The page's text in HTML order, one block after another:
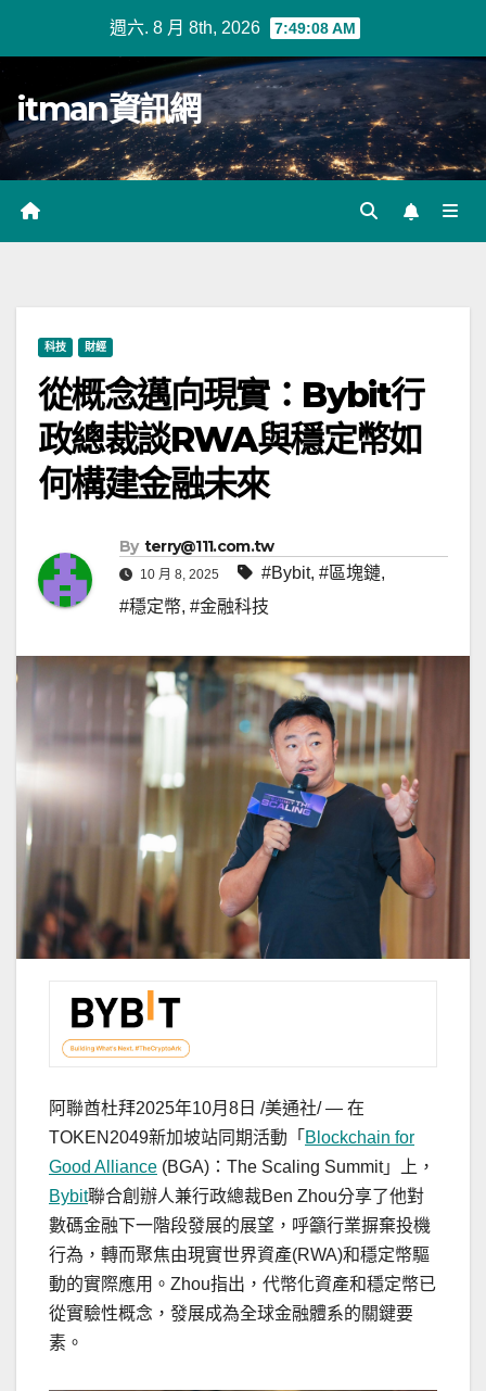
週六. 8 月 8th, 2026 7:49:09 AM
itman資訊網
科技 財經
從概念邁向現實：Bybit行
政總裁談RWA與穩定幣如
何構建金融未來
By terry@111.com.tw
10 月 8, 2025 #Bybit, #區塊鏈,
#穩定幣, #金融科技
阿聯酋杜拜2025年10月8日 /美通社/ — 在
TOKEN2049新加坡站同期活動「 Blockchain for
Good Alliance (BGA)：The Scaling Summit」上，
Bybit聯合創辦人兼行政總裁Ben Zhou分享了他對
數碼金融下一階段發展的展望，呼籲行業摒棄投機
行為，轉而聚焦由現實世界資產(RWA)和穩定幣驅
動的實際應用。Zhou指出，代幣化資產和穩定幣已
從實驗性概念，發展成為全球金融體系的關鍵要
素。